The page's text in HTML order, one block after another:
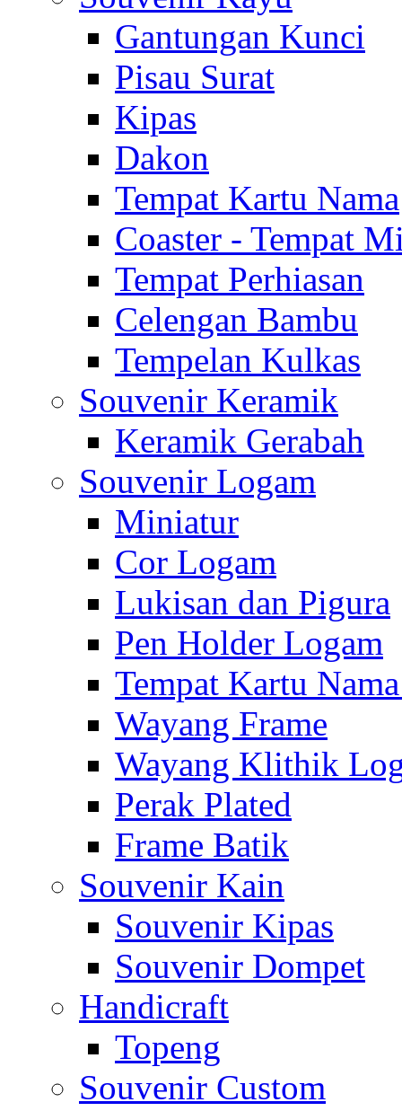
Gantungan Kunci
Pisau Surat
Kipas
Dakon
Tempat Kartu Nama
Coaster - Tempat
Tempat Perhiasan
Celengan Bambu
Tempelan Kulkas
Souvenir Keramik
Keramik Gerabah
Souvenir Logam
Miniatur
Cor Logam
Lukisan dan Pigura
Pen Holder Logam
Tempat Kartu
Wayang Frame
Wayang Klithik
Perak Plated
Frame Batik
Souvenir Kain
Souvenir Kipas
Souvenir Dompet
Handicraft
Topeng
Souvenir Custom